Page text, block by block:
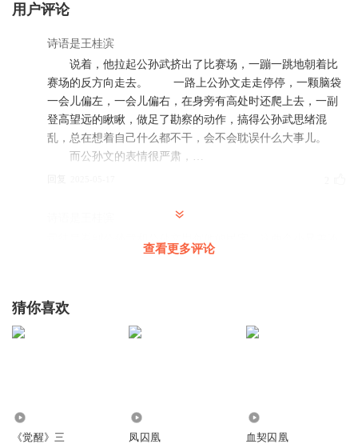
用户评论
诗语是王桂滨
说着，他拉起公孙武挤出了比赛场，一蹦一跳地朝着比
赛场的反方向走去。 一路上公孙文走走停停，一颗脑袋
一会儿偏左，一会儿偏右，在身旁有高处时还爬上去，一副
登高望远的瞅瞅，做足了勘察的动作，搞得公孙武思绪混
乱，总在想着自己什么都不干，会不会耽误什么大事儿。
而公孙文的表情很严肃，…
诗语是王桂滨
这公孙胜家里都不是一般人呢。
公孙文还挺有招法这公孙武就听了跟随后面去看。
回复
查看更多评论
猜你喜欢
《觉醒》三 凤囚凰 血契囚凰